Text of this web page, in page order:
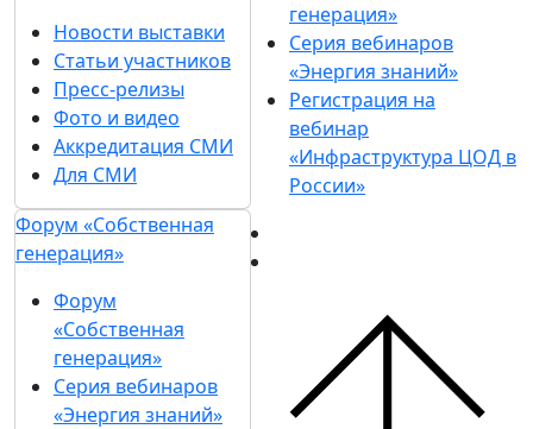
Новости выставки
Статьи участников
Пресс-релизы
Фото и видео
Аккредитация СМИ
Для СМИ
Форум «Собственная
генерация»
Форум
«Собственная
генерация»
Серия вебинаров
«Энергия знаний»
генерация»
Серия вебинаров
«Энергия знаний»
Регистрация на
вебинар
«Инфраструктура ЦОД в
России»